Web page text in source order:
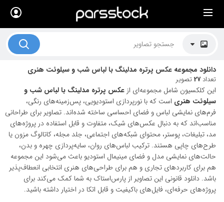
دانلود مجموعه عکس پرتره مدلینگ با لباس شب و سیلوئت هنری
تعداد27تصویر
این کلکسیون شامل مجموعه‌ای از عکس پرتره مدلینگ با لباس شب و
سیلوئت هنری است که با نورپردازی استودیویی، پس‌زمینه‌های رنگی،
فرم‌های نمایشی لباس و فضای احساسی ساخته شده‌اند. تصاویر برای طراحانی
مناسب‌اند که به دنبال عکس‌های شیک، متفاوت و قابل استفاده در پروژه‌های
مد، تبلیغات، پوستر، محتوای شبکه‌های اجتماعی، جلد مجله، کاتالوگ مزون یا
طرح‌های چاپی هستند. ترکیب لباس‌های روان، سایه‌پردازی چهره و بدن،
حالت‌های نمایشی مدل و فضای مینیمال استودیو باعث می‌شود این مجموعه
هم برای کاربردهای تجاری و هم برای طراحی‌های هنری انتخابی انعطاف‌پذیر
باشد. دانلود قانونی این تصاویر از پارس‌استاک به شما کمک می‌کند برای
پروژه‌های حرفه‌ای، فایل‌های باکیفیت و قابل اتکا در اختیار داشته باشید.
× لیست قیمت ها
موضوعات تصاویر
دکوراسیون و فضاها
هنرمندان ایرانی
کسب درآمد از فروش تصاویر
021 28428845
تماس با ما
بلاگ پارس استاک